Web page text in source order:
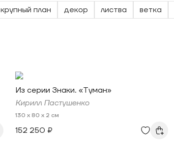
крупный план декор листва ветка
Из серии Знаки. «Туман»
Кирилл Пастушенко
130 x 80 x 2 см
152 250 ₽